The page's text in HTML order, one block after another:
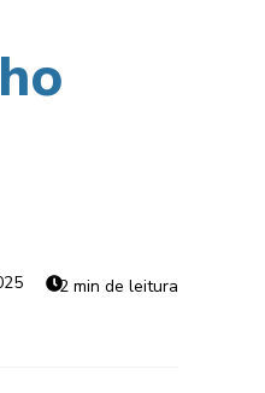
2 min de leitura